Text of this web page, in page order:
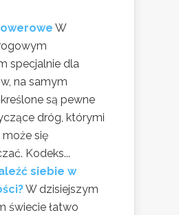
W
specjalnie dla
na samym
są pewne
dróg, którymi
się
Kodeks...
siebie w
W dzisiejszym
świecie łatwo